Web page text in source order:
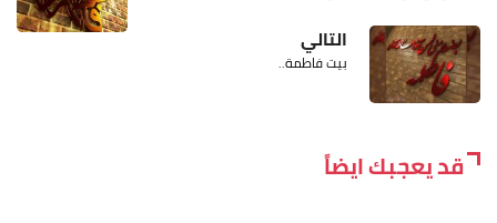
التالي
بيت فاطمة..
قد يعجبك ايضاً